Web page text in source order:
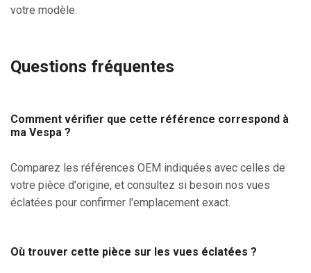
votre modèle.
Questions fréquentes
Comment vérifier que cette référence correspond à
ma Vespa ?
Comparez les références OEM indiquées avec celles de
votre pièce d'origine, et consultez si besoin nos vues
éclatées pour confirmer l'emplacement exact.
Où trouver cette pièce sur les vues éclatées ?